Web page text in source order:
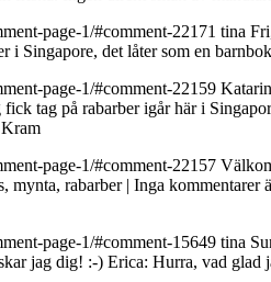
page-1/#comment-22171 tina
i Singapore, det låter som en
page-1/#comment-22159
tag på rabarber igår här i
page-1/#comment-22157
mynta, rabarber | Inga kommentarer
page-1/#comment-15649 tina
jag dig! :-) Erica: Hurra, vad glad